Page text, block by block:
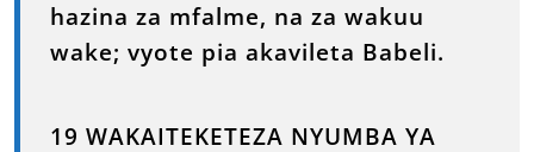
hazina za mfalme, na za wakuu
wake; vyote pia akavileta Babeli.
19 WAKAITEKETEZA NYUMBA YA